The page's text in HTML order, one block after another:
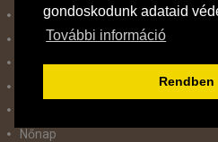
gondoskodunk adataid
További információ
Rendben
Karnevál
Két ünnep között
Május 1.
Nőnap